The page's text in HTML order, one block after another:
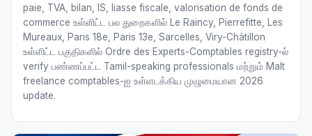
paie, TVA, bilan, IS, liasse fiscale, valorisation de fonds de
commerce உள்ளிட்ட பல துறைகளில் Le Raincy, Pierrefitte, Les
Mureaux, Paris 18e, Paris 13e, Sarcelles, Viry-Châtillon
உள்ளிட்ட பகுதிகளில் Ordre des Experts-Comptables registry-ல்
verify பண்ணப்பட்ட Tamil-speaking professionals மற்றும் Malt
freelance comptables-ஐ உள்ளடக்கிய முழுமையான 2026
update.